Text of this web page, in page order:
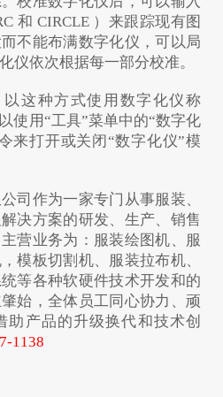
和 CIRCLE ）来跟踪现有图
不能布满数字化仪，可以局
仪依次根据每一部分校准。
这种方式使用数字化仪称
使用“工具”菜单中的“数字化
来打开或关闭“数字化仪”模
作为一家专门从事服装、
决方案的研发、生产、销售
营业务为：服装绘图机、服
模板切割机、服装拉布机、
等各种软硬件技术开发和的
始，全体员工同心协力、顽
助产品的升级换代和技术创
1138